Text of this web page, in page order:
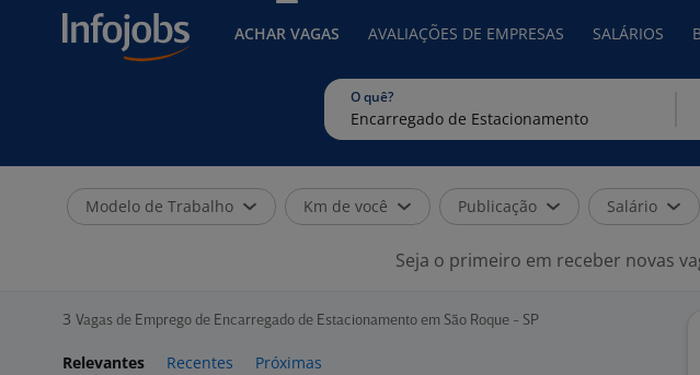
ACHAR VAGAS AVALIAÇÕES DE EMPRESAS SALÁRIOS
O quê?
Modelo de Trabalho Km de você Publicação Salário
Seja o primeiro em receber novas
3 Vagas de Emprego de Encarregado de Estacionamento em São Roque - SP
Relevantes Recentes Próximas